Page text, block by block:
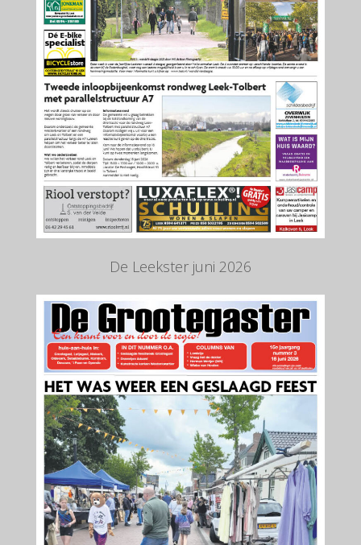
De Leekster juni 2026